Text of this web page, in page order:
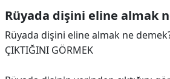
Rüyada dişini eline almak
Rüyada dişini eline almak ne
ÇIKTIĞINI GÖRMEK